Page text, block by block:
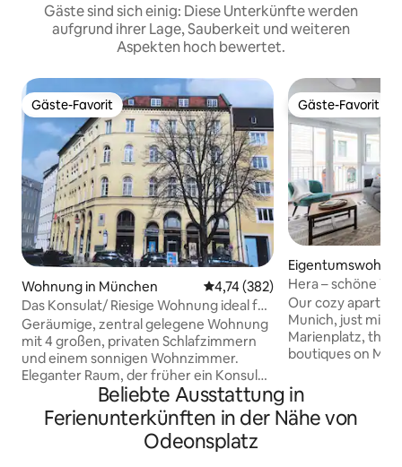
Gäste sind sich einig: Diese Unterkünfte werden
aufgrund ihrer Lage, Sauberkeit und weiteren
Aspekten hoch bewertet.
Gäste-Favorit
Gäste-Favorit
Wohnung in München Durchschnittliche Bewertung:
4,74 (382)
Das Konsulat/ Riesige Wohnung ideal für
Gruppen!
Geräumige, zentral gelegene Wohnung
mit 4 großen, privaten Schlafzimmern
und einem sonnigen Wohnzimmer.
Eleganter Raum, der früher ein Konsulat
Jahrhunderts, zeitgenössische Kunst
und eine moderne Küche machen
diesen Ort zum perfekten Ort für
Gäste-Favorit
Gäste-Favorit
hen
Hera – schöne
Schlafzimmern
Our cozy
Munich, just
Marienplatz, the
boutiques on
go for a run along
block away, or
the comfy
Beliebte Ausstattung in
Ferienunterkünften in der Nähe von
Odeonsplatz